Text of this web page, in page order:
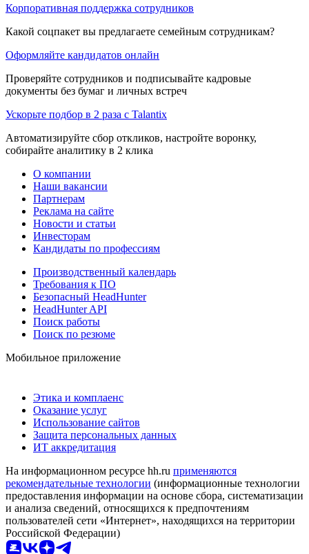
Корпоративная поддержка сотрудников
Какой соцпакет вы предлагаете семейным сотрудникам?
Оформляйте кандидатов онлайн
Проверяйте сотрудников и подписывайте кадровые
документы без бумаг и личных встреч
Ускорьте подбор в 2 раза с Talantix
Автоматизируйте сбор откликов, настройте воронку,
собирайте аналитику в 2 клика
О компании
Наши вакансии
Партнерам
Реклама на сайте
Новости и статьи
Инвесторам
Кандидаты по профессиям
Производственный календарь
Требования к ПО
Безопасный HeadHunter
HeadHunter API
Поиск работы
Поиск по резюме
Мобильное приложение
Этика и комплаенс
Оказание услуг
Использование сайтов
Защита персональных данных
ИТ аккредитация
На информационном ресурсе hh.ru применяются
рекомендательные технологии (информационные технологии
предоставления информации на основе сбора, систематизации
и анализа сведений, относящихся к предпочтениям
пользователей сети «Интернет», находящихся на территории
Российской Федерации)